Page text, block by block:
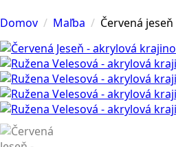
Domov Maľba Červená jeseň